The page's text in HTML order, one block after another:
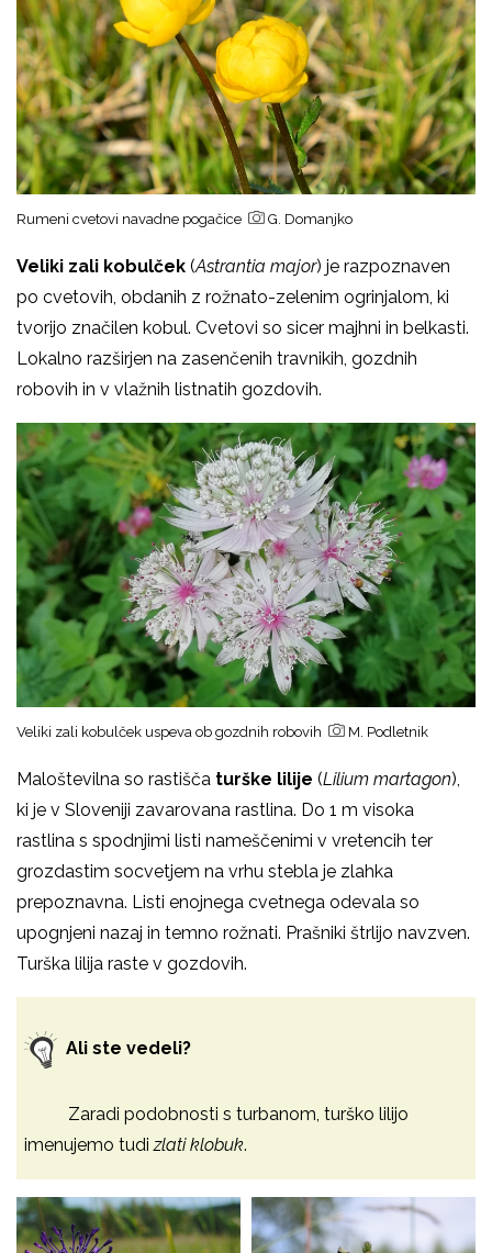
Rumeni cvetovi navadne pogačice G. Domanjko
Veliki zali kobulček (Astrantia major) je razpoznaven
po cvetovih, obdanih z rožnato-zelenim ogrinjalom, ki
tvorijo značilen kobul. Cvetovi so sicer majhni in belkasti.
Lokalno razširjen na zasenčenih travnikih, gozdnih
robovih in v vlažnih listnatih gozdovih.
Veliki zali kobulček uspeva ob gozdnih robovih M. Podletnik
Maloštevilna so rastišča turške lilije (Lilium martagon),
ki je v Sloveniji zavarovana rastlina. Do 1 m visoka
rastlina s spodnjimi listi nameščenimi v vretencih ter
grozdastim socvetjem na vrhu stebla je zlahka
prepoznavna. Listi enojnega cvetnega odevala so
upognjeni nazaj in temno rožnati. Prašniki štrlijo navzven.
Turška lilija raste v gozdovih.
Ali ste vedeli?
Zaradi podobnosti s turbanom, turško lilijo
imenujemo tudizlati klobuk.